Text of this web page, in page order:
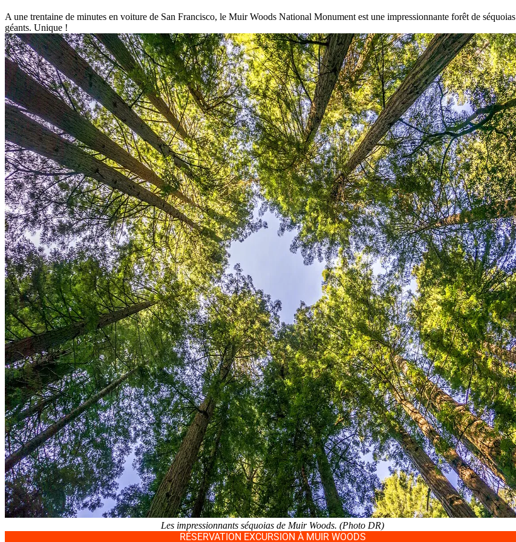
A une trentaine de minutes en voiture de San Francisco, le Muir Woods National Monument est une impressionnante forêt de séquoias
géants. Unique !
Les impressionnants séquoias de Muir Woods. (Photo DR)
RÉSERVATION EXCURSION À MUIR WOODS